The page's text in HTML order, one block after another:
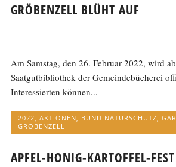
GRÖBENZELL BLÜHT AUF
Am Samstag, den 26. Februar 2022, wird
Saatgutbibliothek der Gemeindebücherei
Interessierten können...
2022,AKTIONEN, BUND NATURSCHUTZ,
GRÖBENZELL
APFEL-HONIG-KARTOFFEL-FEST